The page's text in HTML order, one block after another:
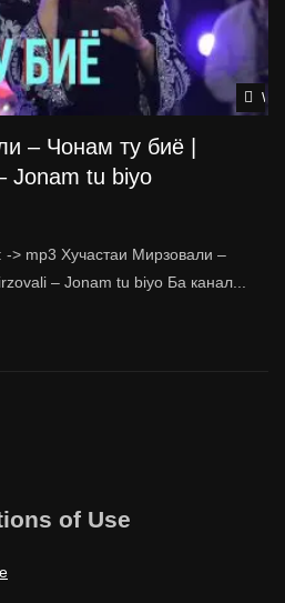
– Чонам ту биё |
Jonam tu biyo
-> mp3 Хучастаи Мирзовали –
– Jonam tu biyo Ба канал...
of Use